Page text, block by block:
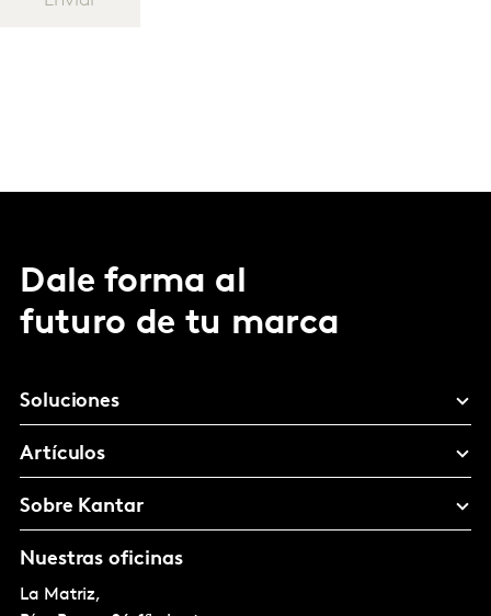
Dale forma al
futuro de tu marca
Soluciones
Artículos
Sobre Kantar
Nuestras oficinas
La Matriz,